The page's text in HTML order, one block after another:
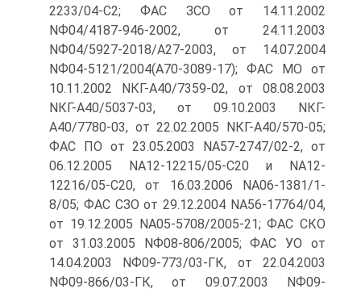
2233/04-С2; ФАС ЗСО от 14.11.2002
NФ04/4187-946-2002, от 24.11.2003
NФ04/5927-2018/А27-2003, от 14.07.2004
NФ04-5121/2004(А70-3089-17); ФАС МО от
10.11.2002 NКГ-А40/7359-02, от 08.08.2003
NКГ-А40/5037-03, от 09.10.2003 NКГ-
А40/7780-03, от 22.02.2005 NКГ-А40/570-05;
ФАС ПО от 23.05.2003 NА57-2747/02-2, от
06.12.2005 NА12-12215/05-С20 и NА12-
12216/05-С20, от 16.03.2006 NА06-1381/1-
8/05; ФАС СЗО от 29.12.2004 NА56-17764/04,
от 19.12.2005 NА05-5708/2005-21; ФАС СКО
от 31.03.2005 NФ08-806/2005; ФАС УО от
14.04.2003 NФ09-773/03-ГК, от 22.04.2003
NФ09-866/03-ГК, от 09.07.2003 NФ09-